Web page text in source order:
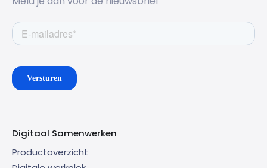
Digitaal Samenwerken
Productoverzicht